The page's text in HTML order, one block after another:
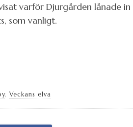
varför Djurgården lånade
som vanligt.
, Veckans elva